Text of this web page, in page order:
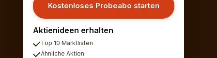
Kostenloses Probeabo starten
Aktienideen erhalten
Top 10 Marktlisten
Ähnliche Aktien